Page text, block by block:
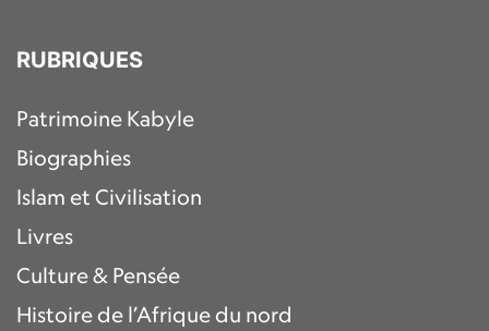
RUBRIQUES
Patrimoine Kabyle
Biographies
Islam et Civilisation
Livres
Culture & Pensée
Histoire de l’Afrique du nord